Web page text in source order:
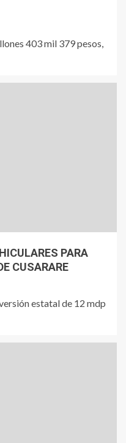
403 mil 379 pesos,
PARA
CUSARARE
estatal de 12 mdp